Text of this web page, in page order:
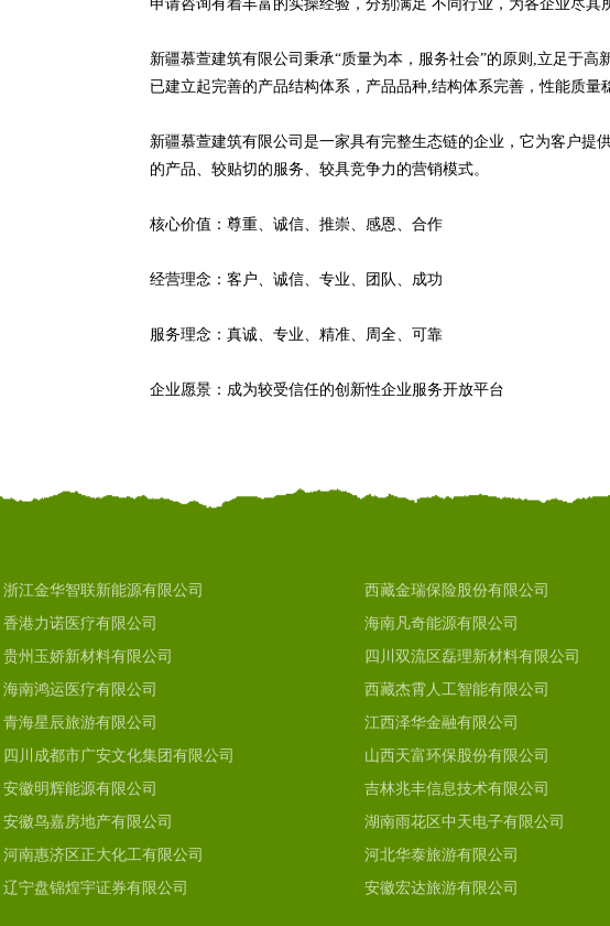
申请咨询有着丰富的实操经验，分别满足 不同行业，为各企业尽其
新疆慕萱建筑有限公司秉承“质量为本，服务社会”的原则,立足于高
已建立起完善的产品结构体系，产品品种,结构体系完善，性能质量
新疆慕萱建筑有限公司是一家具有完整生态链的企业，它为客户提
的产品、较贴切的服务、较具竞争力的营销模式。
核心价值：尊重、诚信、推崇、感恩、合作
经营理念：客户、诚信、专业、团队、成功
服务理念：真诚、专业、精准、周全、可靠
企业愿景：成为较受信任的创新性企业服务开放平台
浙江金华智联新能源有限公司 西藏金瑞保险股份有限公司
香港力诺医疗有限公司 海南凡奇能源有限公司
贵州玉娇新材料有限公司 四川双流区磊理新材料有限公司
海南鸿运医疗有限公司 西藏杰霄人工智能有限公司
青海星辰旅游有限公司 江西泽华金融有限公司
四川成都市广安文化集团有限公司 山西天富环保股份有限公司
安徽明辉能源有限公司 吉林兆丰信息技术有限公司
安徽鸟嘉房地产有限公司 湖南雨花区中天电子有限公司
河南惠济区正大化工有限公司 河北华泰旅游有限公司
辽宁盘锦煌宇证券有限公司 安徽宏达旅游有限公司